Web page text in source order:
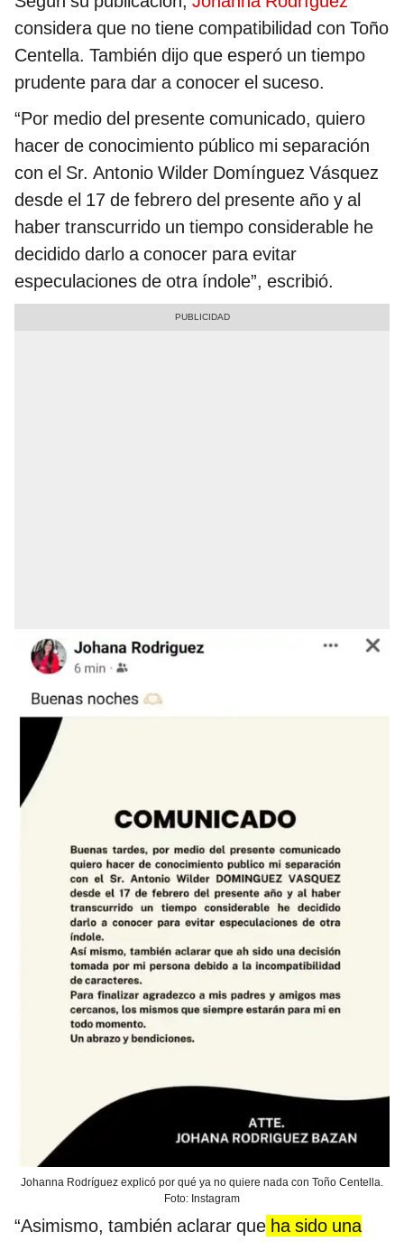
considera que no tiene compatibilidad con Toño
Centella. También dijo que esperó un tiempo
prudente para dar a conocer el suceso.
“Por medio del presente comunicado, quiero
hacer de conocimiento público mi separación
con el Sr. Antonio Wilder Domínguez Vásquez
desde el 17 de febrero del presente año y al
haber transcurrido un tiempo considerable he
decidido darlo a conocer para evitar
especulaciones de otra índole”, escribió.
Johanna Rodríguez explicó por qué ya no quiere nada con Toño Centella.
Foto: Instagram
“Asimismo, también aclarar que ha sido una